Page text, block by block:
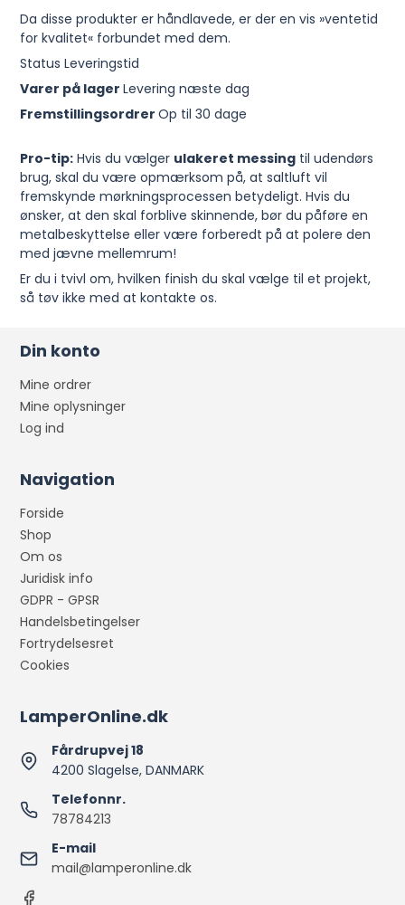
Da disse produkter er håndlavede, er der en vis »ventetid
for kvalitet« forbundet med dem.
Status Leveringstid
Varer på lagerLevering næste dag
FremstillingsordrerOp til 30 dage
Pro-tip: Hvis du vælger ulakeret messing til udendørs
brug, skal du være opmærksom på, at saltluft vil
fremskynde mørkningsprocessen betydeligt. Hvis du
ønsker, at den skal forblive skinnende, bør du påføre en
metalbeskyttelse eller være forberedt på at polere den
med jævne mellemrum!
Er du i tvivl om, hvilken finish du skal vælge til et projekt,
så tøv ikke med at kontakte os.
Din konto
Mine ordrer
Mine oplysninger
Log ind
Navigation
Forside
Shop
Om os
Juridisk info
GDPR - GPSR
Handelsbetingelser
Fortrydelsesret
Cookies
LamperOnline.dk
Fårdrupvej 18
4200 Slagelse, DANMARK
Telefonnr.
78784213
E-mail
mail@lamperonline.dk